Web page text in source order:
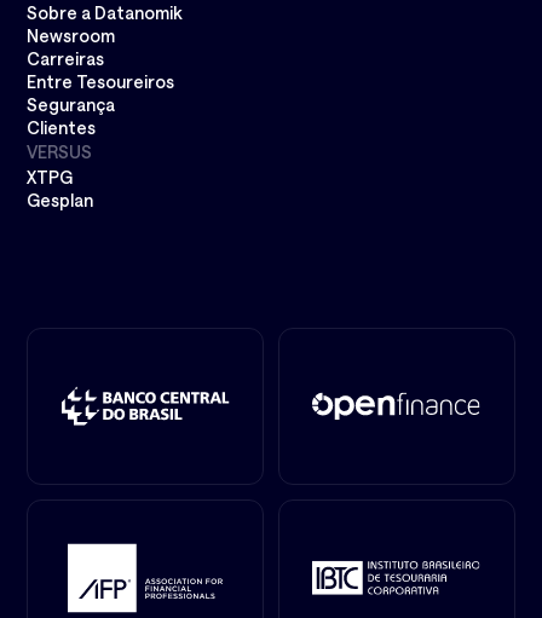
Sobre a Datanomik
Newsroom
Carreiras
Entre Tesoureiros
Segurança
Clientes
VERSUS
XTPG
Gesplan